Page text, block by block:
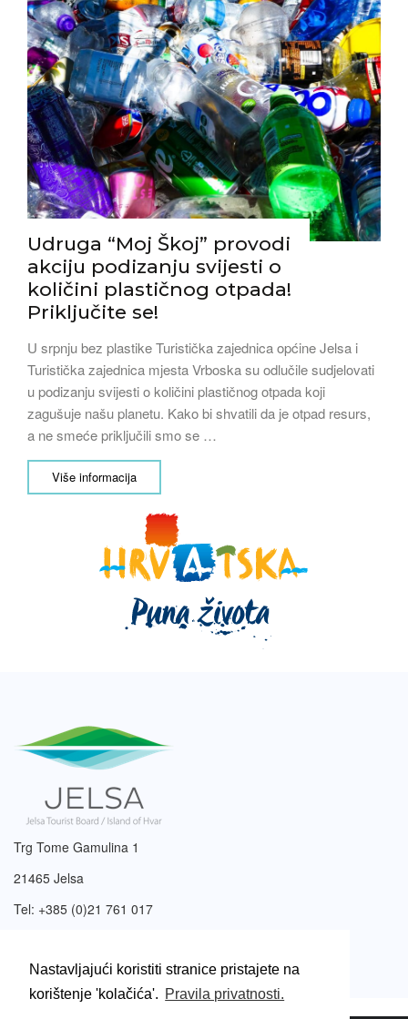
Nastavljajući koristiti stranice pristajete na
korištenje 'kolačića'. Pravila privatnosti.
Udruga “Moj Škoj” provodi
akciju podizanju svijesti o
količini plastičnog otpada!
Priključite se!
U srpnju bez plastike Turistička zajednica općine Jelsa i
Turistička zajednica mjesta Vrboska su odlučile sudjelovati
u podizanju svijesti o količini plastičnog otpada koji
zagušuje našu planetu. Kako bi shvatili da je otpad resurs,
a ne smeće priključili smo se …
Više informacija
Trg Tome Gamulina 1
21465 Jelsa
Tel: +385 (0)21 761 017